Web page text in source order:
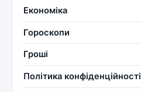
Економіка
Гороскопи
Гроші
Політика конфіденційності